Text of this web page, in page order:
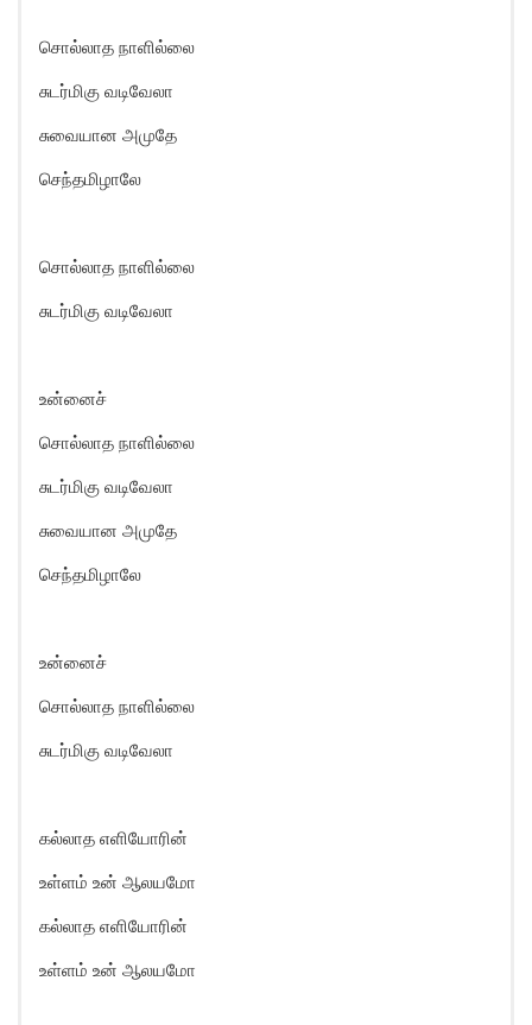
சொல்லாத நாளில்லை
சுடர்மிகு வடிவேலா
சுவையான அமுதே
செந்தமிழாலே
சொல்லாத நாளில்லை
சுடர்மிகு வடிவேலா
உன்னைச்
சொல்லாத நாளில்லை
சுடர்மிகு வடிவேலா
சுவையான அமுதே
செந்தமிழாலே
உன்னைச்
சொல்லாத நாளில்லை
சுடர்மிகு வடிவேலா
கல்லாத எளியோரின்
உள்ளம் உன் ஆலயமோ
கல்லாத எளியோரின்
உள்ளம் உன் ஆலயமோ